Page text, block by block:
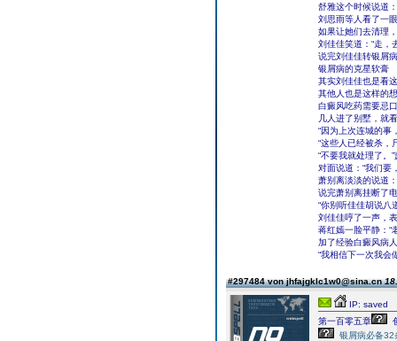
舒雅这个时候说道
刘思雨等人看了一
如果让她们去清理
刘佳佳笑道：“走，
说完刘佳佳转银屑
银屑病的克星软膏
其实刘佳佳也是看
其他人也是这样的
白癜风吃药需要忌
几人进了别墅，就
“因为上次连城的事
“这些人已经被杀，
“不要我就处理了。
对面说道：“我们要
萧别离淡淡的说道
说完萧别离挂断了
“你别听佳佳胡说八
刘佳佳哼了一声，
蒋红嫣一脸平静：“
加了经验白癜风病
“我相信下一次我会
#297484 von jhfajgklc1w0@sina.cn
IP: saved
第一百零五章
银屑病必备32